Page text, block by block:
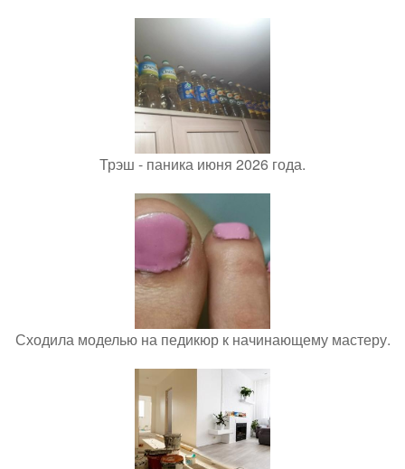
Трэш - паника июня 2026 года.
Сходила моделью на педикюр к начинающему мастеру.